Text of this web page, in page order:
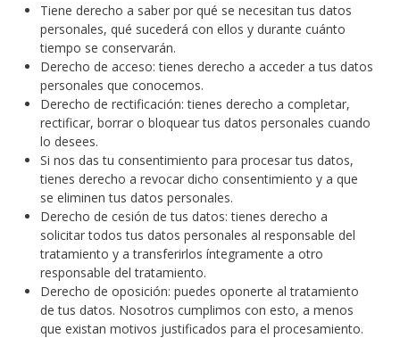
Tiene derecho a saber por qué se necesitan tus datos
personales, qué sucederá con ellos y durante cuánto
tiempo se conservarán.
Derecho de acceso: tienes derecho a acceder a tus datos
personales que conocemos.
Derecho de rectificación: tienes derecho a completar,
rectificar, borrar o bloquear tus datos personales cuando
lo desees.
Si nos das tu consentimiento para procesar tus datos,
tienes derecho a revocar dicho consentimiento y a que
se eliminen tus datos personales.
Derecho de cesión de tus datos: tienes derecho a
solicitar todos tus datos personales al responsable del
tratamiento y a transferirlos íntegramente a otro
responsable del tratamiento.
Derecho de oposición: puedes oponerte al tratamiento
de tus datos. Nosotros cumplimos con esto, a menos
que existan motivos justificados para el procesamiento.